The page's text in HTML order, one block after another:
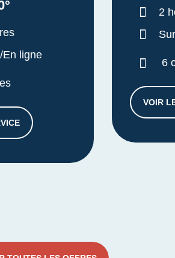
En ligne
APPROCHE GLOBALE 360°
2
6
VOIR